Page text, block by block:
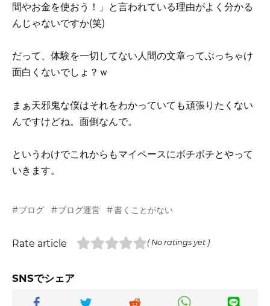
間やお金を使おう！」と言われている理由がよく分かる
んじゃないですか(笑)
だって、体験を一切してない人間の文章ってぶっちゃけ
面白くないでしょ？ｗ
まぁ天邪鬼な僕はそれをわかっていても頑張りたくない
んですけどね。面倒なんで。
というわけでこれからもマイペースにボチボチとやって
いきます。
ブログ ブログ運営 書くことがない
Rate article ( No ratings yet )
SNSでシェア